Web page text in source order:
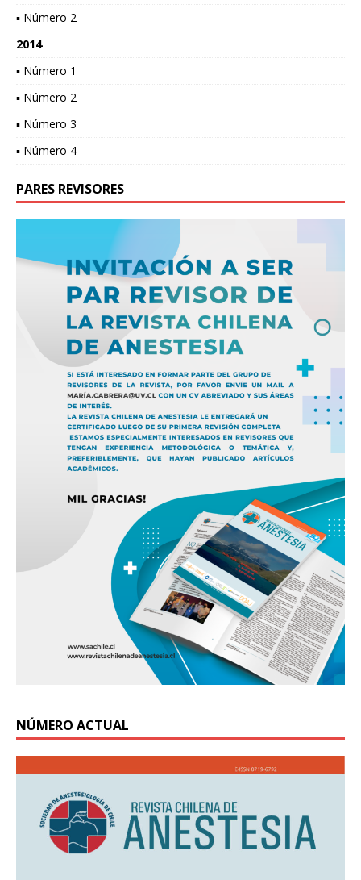
▪ Número 2
2014
▪ Número 1
▪ Número 2
▪ Número 3
▪ Número 4
PARES REVISORES
NÚMERO ACTUAL